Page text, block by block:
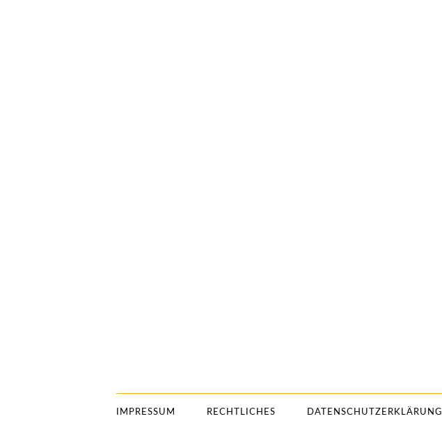
IMPRESSUM RECHTLICHES DATENSCHUTZERKLÄRUNG